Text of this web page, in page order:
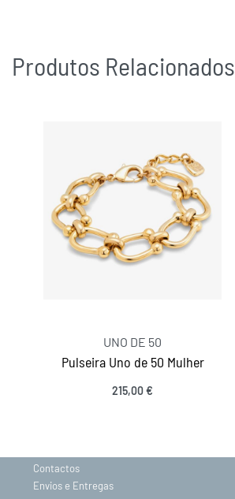
Produtos Relacionados
UNO DE 50
Pulseira Uno de 50 Mulher
215,00€
Contactos
Envios e Entregas